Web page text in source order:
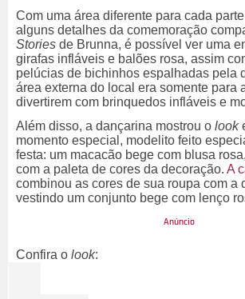
Com uma área diferente para cada
alguns detalhes da comemoração
Stories de Brunna, é possível ver uma
girafas infláveis e balões rosa, assim
pelúcias de bichinhos espalhadas pela
área externa do local era somente para
divertirem com brinquedos infláveis e
Além disso, a dançarina mostrou o look
momento especial, modelito feito
festa: um macacão bege com blusa
com a paleta de cores da decoração. A
combinou as cores de sua roupa com a
vestindo um conjunto bege com lenço
Confira o look: